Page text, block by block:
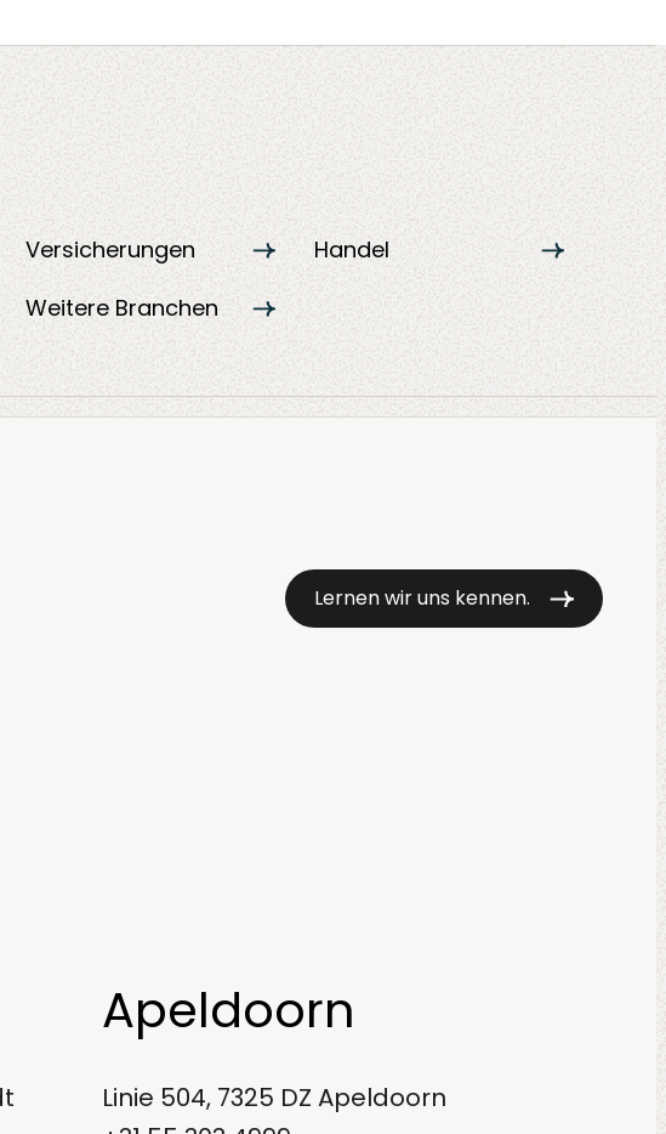
Versicherungen
Handel
Weitere Branchen
Lernen wir uns kennen.
Apeldoorn
Linie 504, 7325 DZ Apeldoorn